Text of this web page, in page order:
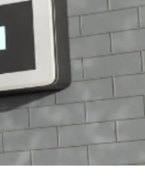
Projecten
Contact
Home
Direct contact
(088) 695 3000